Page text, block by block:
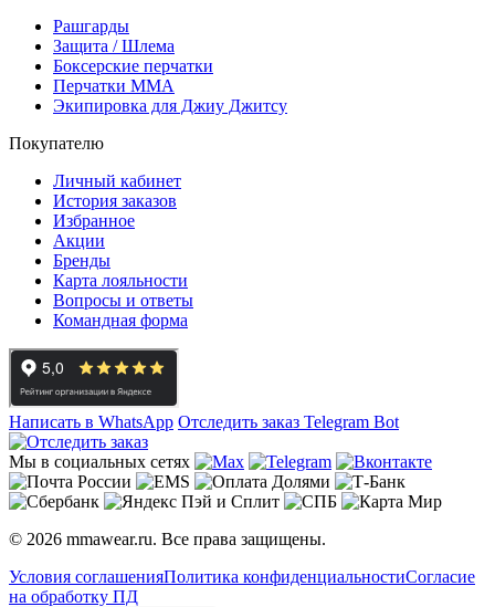
Рашгарды
Защита / Шлема
Боксерские перчатки
Перчатки ММА
Экипировка для Джиу Джитсу
Покупателю
Личный кабинет
История заказов
Избранное
Акции
Бренды
Карта лояльности
Вопросы и ответы
Командная форма
Написать в WhatsApp Отследить заказ Telegram Bot
Мы в социальных сетях
© 2026 mmawear.ru. Все права защищены.
Условия соглашенияПолитика конфиденциальностиСогласие
на обработку ПД